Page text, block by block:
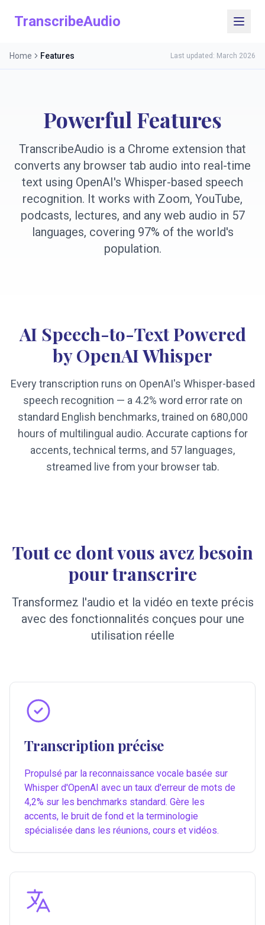
TranscribeAudio
Home Features Last updated: March 2026
Powerful Features
TranscribeAudio is a Chrome extension that
converts any browser tab audio into real-time
text using OpenAI's Whisper-based speech
recognition. It works with Zoom, YouTube,
podcasts, lectures, and any web audio in 57
languages, covering 97% of the world's
population.
AI Speech-to-Text Powered
by OpenAI Whisper
Every transcription runs on OpenAI's Whisper-based
speech recognition — a 4.2% word error rate on
standard English benchmarks, trained on 680,000
hours of multilingual audio. Accurate captions for
accents, technical terms, and 57 languages,
streamed live from your browser tab.
Tout ce dont vous avez besoin
pour transcrire
Transformez l'audio et la vidéo en texte précis
avec des fonctionnalités conçues pour une
utilisation réelle
Transcription précise
Propulsé par la reconnaissance vocale basée sur
Whisper d'OpenAI avec un taux d'erreur de mots de
4,2% sur les benchmarks standard. Gère les
accents, le bruit de fond et la terminologie
spécialisée dans les réunions, cours et vidéos.